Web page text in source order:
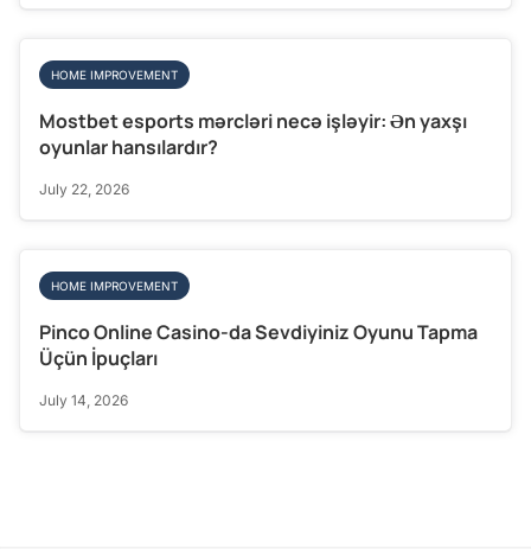
HOME IMPROVEMENT
Mostbet esports mərcləri necə işləyir: Ən yaxşı
oyunlar hansılardır?
July 22, 2026
HOME IMPROVEMENT
Pinco Online Casino-da Sevdiyiniz Oyunu Tapma
Üçün İpuçları
July 14, 2026